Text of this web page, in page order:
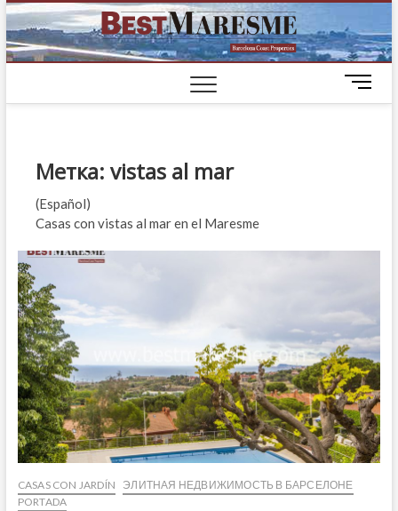
ЭЛИТНЫЕ
ДОМА НА
ПОБЕРЕЖЬЕ
БАРСЕЛОНЫ
M
e
Метка: vistas al mar
(Español)
Casas con vistas al mar en el Maresme
CASAS CON JARDÍN
ЭЛИТНАЯ НЕДВИЖИМОСТЬ В БАРСЕЛОНЕ
PORTADA